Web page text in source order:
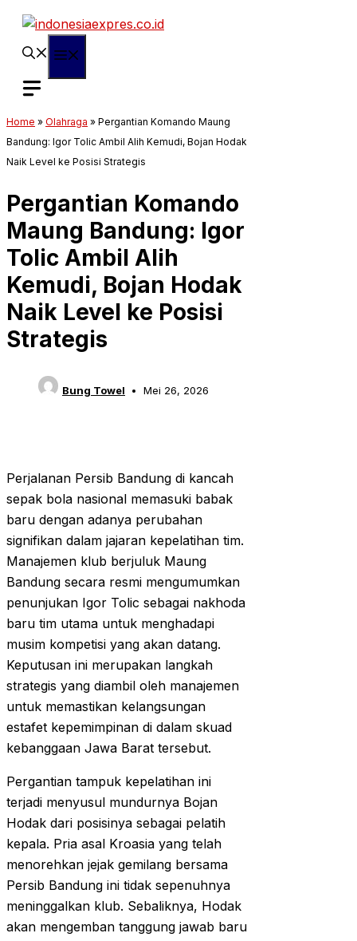
Langsung
Home » Olahraga » Pergantian Komando Maung
Bandung: Igor Tolic Ambil Alih Kemudi, Bojan Hodak
Naik Level ke Posisi Strategis
Pergantian Komando
Maung Bandung: Igor
Tolic Ambil Alih
Kemudi, Bojan Hodak
Naik Level ke Posisi
Strategis
Bung Towel Mei 26, 2026
Perjalanan Persib Bandung di kancah
sepak bola nasional memasuki babak
baru dengan adanya perubahan
signifikan dalam jajaran kepelatihan tim.
Manajemen klub berjuluk Maung
Bandung secara resmi mengumumkan
penunjukan Igor Tolic sebagai nakhoda
baru tim utama untuk menghadapi
musim kompetisi yang akan datang.
Keputusan ini merupakan langkah
strategis yang diambil oleh manajemen
untuk memastikan kelangsungan
estafet kepemimpinan di dalam skuad
kebanggaan Jawa Barat tersebut.
Pergantian tampuk kepelatihan ini
terjadi menyusul mundurnya Bojan
Hodak dari posisinya sebagai pelatih
kepala. Pria asal Kroasia yang telah
menorehkan jejak gemilang bersama
Persib Bandung ini tidak sepenuhnya
meninggalkan klub. Sebaliknya, Hodak
akan mengemban tanggung jawab baru